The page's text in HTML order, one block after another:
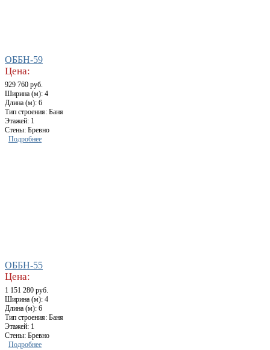
ОББН-59
Цена:
929 760 руб.
Ширина (м): 4
Длина (м): 6
Тип строения: Баня
Этажей: 1
Стены: Бревно
Подробнее
ОББН-55
Цена:
1 151 280 руб.
Ширина (м): 4
Длина (м): 6
Тип строения: Баня
Этажей: 1
Стены: Бревно
Подробнее